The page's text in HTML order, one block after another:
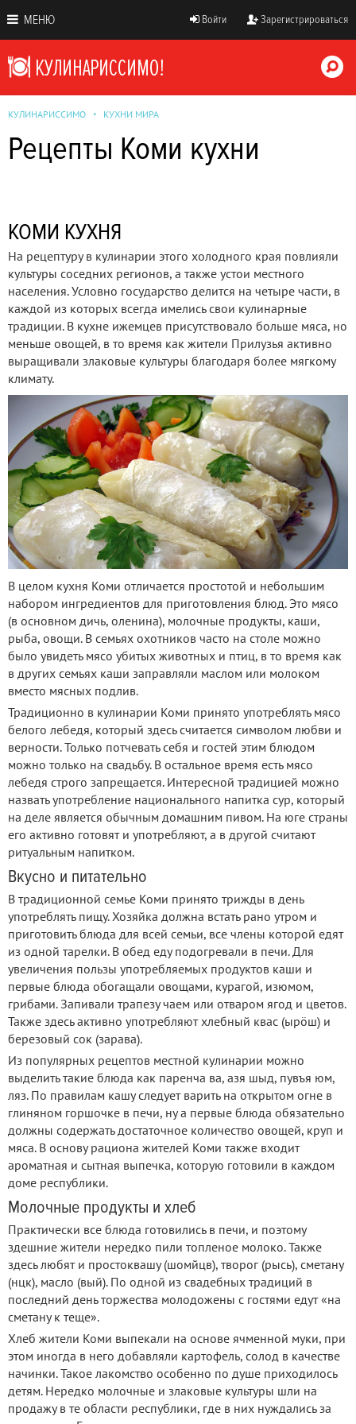
МЕНЮ Войти Зарегистрироваться
КУЛИНАРИССИМО КУХНИ МИРА
Рецепты Коми кухни
КОМИ КУХНЯ
На рецептуру в кулинарии этого холодного края повлияли
культуры соседних регионов, а также устои местного
населения. Условно государство делится на четыре части, в
каждой из которых всегда имелись свои кулинарные
традиции. В кухне ижемцев присутствовало больше мяса, но
меньше овощей, в то время как жители Прилузья активно
выращивали злаковые культуры благодаря более мягкому
климату.
В целом кухня Коми отличается простотой и небольшим
набором ингредиентов для приготовления блюд. Это мясо
(в основном дичь, оленина), молочные продукты, каши,
рыба, овощи. В семьях охотников часто на столе можно
было увидеть мясо убитых животных и птиц, в то время как
в других семьях каши заправляли маслом или молоком
вместо мясных подлив.
Традиционно в кулинарии Коми принято употреблять мясо
белого лебедя, который здесь считается символом любви и
верности. Только потчевать себя и гостей этим блюдом
можно только на свадьбу. В остальное время есть мясо
лебедя строго запрещается. Интересной традицией можно
назвать употребление национального напитка сур, который
на деле является обычным домашним пивом. На юге страны
его активно готовят и употребляют, а в другой считают
ритуальным напитком.
Вкусно и питательно
В традиционной семье Коми принято трижды в день
употреблять пищу. Хозяйка должна встать рано утром и
приготовить блюда для всей семьи, все члены которой едят
из одной тарелки. В обед еду подогревали в печи. Для
увеличения пользы употребляемых продуктов каши и
первые блюда обогащали овощами, курагой, изюмом,
грибами. Запивали трапезу чаем или отваром ягод и цветов.
Также здесь активно употребляют хлебный квас (ырöш) и
березовый сок (зарава).
Из популярных рецептов местной кулинарии можно
выделить такие блюда как паренча ва, азя шыд, пувъя юм,
ляз. По правилам кашу следует варить на открытом огне в
глиняном горшочке в печи, ну а первые блюда обязательно
должны содержать достаточное количество овощей, круп и
мяса. В основу рациона жителей Коми также входит
ароматная и сытная выпечка, которую готовили в каждом
доме республики.
Молочные продукты и хлеб
Практически все блюда готовились в печи, и поэтому
здешние жители нередко пили топленое молоко. Также
здесь любят и простоквашу (шомйцв), творог (рысь), сметану
(нцк), масло (вый). По одной из свадебных традиций в
последний день торжества молодожены с гостями едут «на
сметану к теще».
Хлеб жители Коми выпекали на основе ячменной муки, при
этом иногда в него добавляли картофель, солод в качестве
начинки. Такое лакомство особенно по душе приходилось
детям. Нередко молочные и злаковые культуры шли на
продажу в те области республики, где в них нуждались за